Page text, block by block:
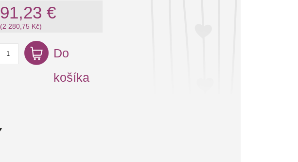
91,23 €
(2 280,75 Kč)
Do
košíka